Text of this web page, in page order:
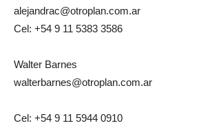
alejandrac@otroplan.com.ar
Cel: +54 9 11 5383 3586
Walter Barnes
walterbarnes@otroplan.com.ar
Cel: +54 9 11 5944 0910